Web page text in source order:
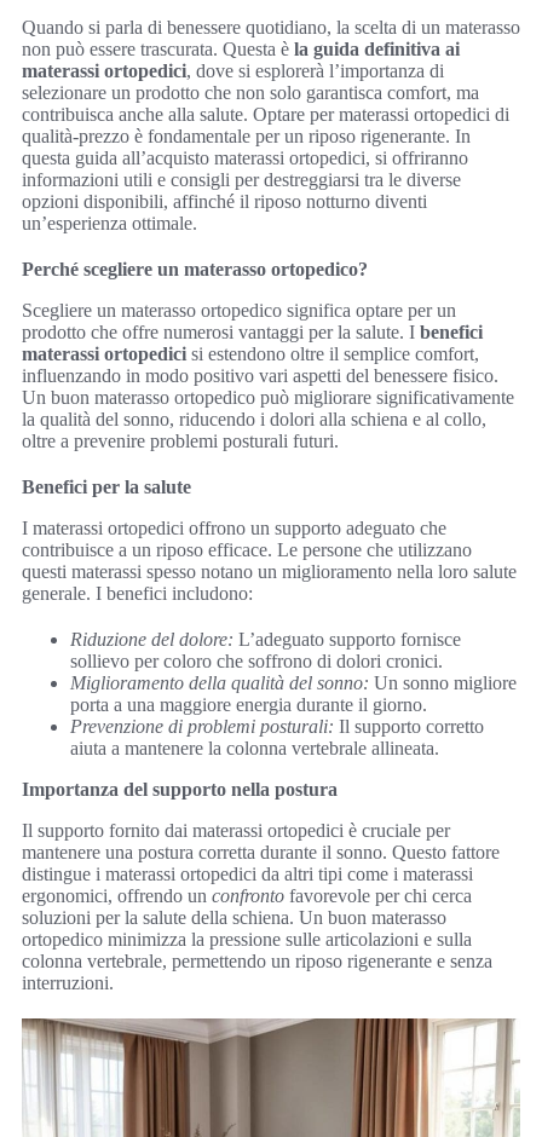
Quando si parla di benessere quotidiano, la scelta di un materasso
non può essere trascurata. Questa è la guida definitiva ai
materassi ortopedici, dove si esplorerà l’importanza di
selezionare un prodotto che non solo garantisca comfort, ma
contribuisca anche alla salute. Optare per materassi ortopedici di
qualità-prezzo è fondamentale per un riposo rigenerante. In
questa guida all’acquisto materassi ortopedici, si offriranno
informazioni utili e consigli per destreggiarsi tra le diverse
opzioni disponibili, affinché il riposo notturno diventi
un’esperienza ottimale.
Perché scegliere un materasso ortopedico?
Scegliere un materasso ortopedico significa optare per un
prodotto che offre numerosi vantaggi per la salute. I benefici
materassi ortopedici si estendono oltre il semplice comfort,
influenzando in modo positivo vari aspetti del benessere fisico.
Un buon materasso ortopedico può migliorare significativamente
la qualità del sonno, riducendo i dolori alla schiena e al collo,
oltre a prevenire problemi posturali futuri.
Benefici per la salute
I materassi ortopedici offrono un supporto adeguato che
contribuisce a un riposo efficace. Le persone che utilizzano
questi materassi spesso notano un miglioramento nella loro salute
generale. I benefici includono:
Riduzione del dolore: L’adeguato supporto fornisce
sollievo per coloro che soffrono di dolori cronici.
Miglioramento della qualità del sonno: Un sonno migliore
porta a una maggiore energia durante il giorno.
Prevenzione di problemi posturali: Il supporto corretto
aiuta a mantenere la colonna vertebrale allineata.
Importanza del supporto nella postura
Il supporto fornito dai materassi ortopedici è cruciale per
mantenere una postura corretta durante il sonno. Questo fattore
distingue i materassi ortopedici da altri tipi come i materassi
ergonomici, offrendo un confronto favorevole per chi cerca
soluzioni per la salute della schiena. Un buon materasso
ortopedico minimizza la pressione sulle articolazioni e sulla
colonna vertebrale, permettendo un riposo rigenerante e senza
interruzioni.